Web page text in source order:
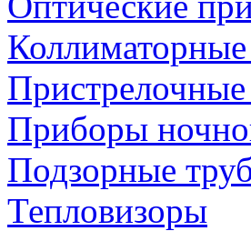
Приборы
Подзорные
Тепловизоры